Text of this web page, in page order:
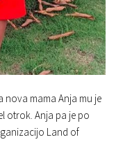
nova mama Anja mu je
otrok. Anja pa je po
Land of